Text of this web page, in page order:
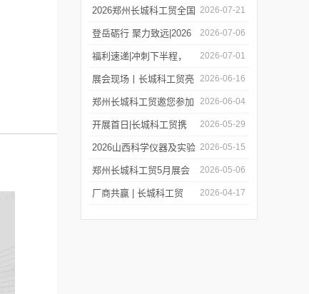
务在线，郑州长城科工贸
同步亮相学术盛会与校园
展！
2026郑州长城科工贸全国
巡保活动开启预约！
2026-07-21
登岳砺行 聚力致远|2026
年度上半年业务经理总结
会圆满举行！
2026-07-06
福利速递|冲刺下半程，
福利再加码，HWCL 系列
活动延期，赠券福利同步
上线！
2026-07-01
展会现场丨长城科工贸亮
相第19届世界制药机械、
包装设备与材料中国展
2026-06-16
郑州长城科工贸邀您参加
第二十四届世界制药原料
中国展（CPHI China
2026）!
2026-06-04
开展首日|长城科工贸携
品质实验室设备亮相
CISILE 2026
2026-05-29
2026山西科学仪器及实验
室装备展览会今日开幕！
2026-05-15
郑州长城科工贸5月展会
行程抢先看！
2026-05-06
厂商共赢 | 长城科工贸 2026-04-17